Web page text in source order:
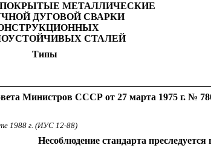
МЕТАЛЛИЧЕСКИЕ
ДУГОВОЙ СВАРКИ
СТАЛЕЙ
Типы
Министров СССР от 27 марта 1975 г. №
1988 г. (ИУС 12-88)
Несоблюдение стандарта преследуется